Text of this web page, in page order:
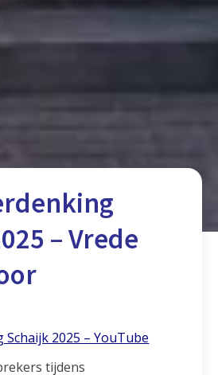
– Vrede
2025 – YouTube
tijdens